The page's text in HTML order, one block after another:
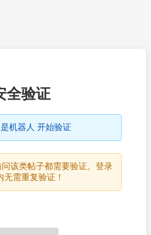
全验证
机器人 开始验证
该类帖子都需要验证。登录
无需重复验证！